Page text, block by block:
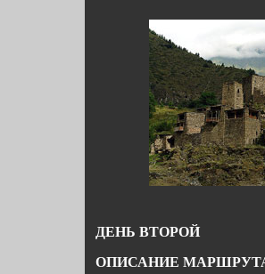
ДЕНЬ ВТОРОЙ
ОПИСАНИЕ